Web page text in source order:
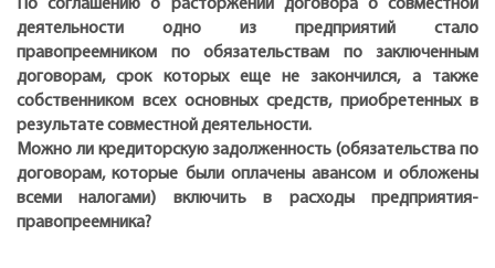
По соглашению о расторжении договора о совместной
деятельности одно из предприятий стало
правопреемником по обязательствам по заключенным
договорам, срок которых еще не закончился, а также
собственником всех основных средств, приобретенных в
результате совместной деятельности.
Можно ли кредиторскую задолженность (обязательства по
договорам, которые были оплачены авансом и обложены
всеми налогами) включить в расходы предприятия-
правопреемника?